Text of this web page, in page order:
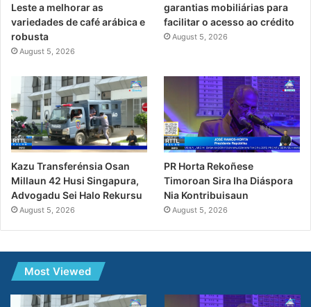
Leste a melhorar as
variedades de café arábica e
robusta
August 5, 2026
garantias mobiliárias para
facilitar o acesso ao crédito
August 5, 2026
Kazu Transferénsia Osan
Millaun 42 Husi Singapura,
Advogadu Sei Halo Rekursu
August 5, 2026
PR Horta Rekoñese
Timoroan Sira Iha Diáspora
Nia Kontribuisaun
August 5, 2026
Most Viewed